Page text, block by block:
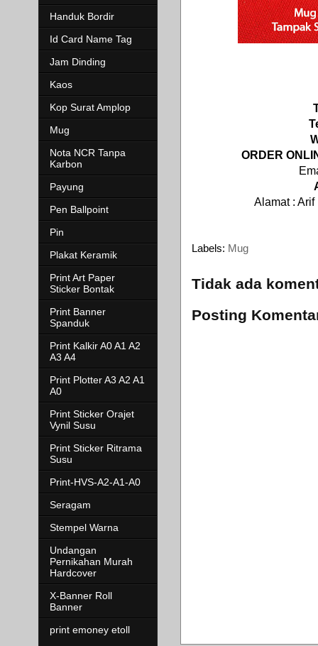
ORDER
Alamat :
Labels: Mug
Tidak ada
Posting
Handuk Bordir
Id Card Name Tag
Jam Dinding
Kaos
Kop Surat Amplop
Mug
Nota NCR Tanpa
Karbon
Payung
Pen Ballpoint
Pin
Plakat Keramik
Print Art Paper
Sticker Bontak
Print Banner
Spanduk
Print Kalkir A0 A1 A2
A3 A4
Print Plotter A3 A2 A1
A0
Print Sticker Orajet
Vynil Susu
Print Sticker Ritrama
Susu
Print-HVS-A2-A1-A0
Seragam
Stempel Warna
Undangan
Pernikahan Murah
Hardcover
X-Banner Roll
Banner
print emoney etoll